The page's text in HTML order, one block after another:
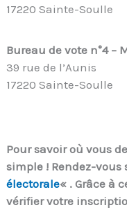
17220 Sainte-Soulle
Bureau de vote n°4 –
39 rue de l’Aunis
17220 Sainte-Soulle
Pour savoir où vous
simple ! Rendez-vous
électorale« . Grâce à
vérifier votre